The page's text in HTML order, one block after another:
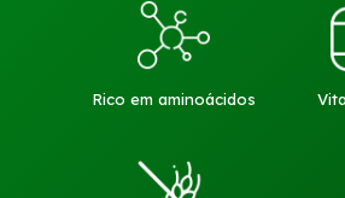
Rico em aminoácidos